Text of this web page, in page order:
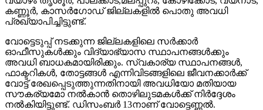
കണ്ണൂര്‍, കാസര്‍ഗോഡ് ജില്ലകളില്‍ പൊതു അവധി
പ്രഖ്യാപിച്ചിട്ടുണ്ട്.
വോട്ടെടുപ്പ് നടക്കുന്ന ജില്ലകളിലെ സര്‍ക്കാര്‍
ഓഫീസുകള്‍ക്കും വിദ്യാഭ്യാസ സ്ഥാപനങ്ങള്‍ക്കും
അവധി ബാധകമായിരിക്കും. സ്വകാര്യ സ്ഥാപനങ്ങള്‍,
ഫാക്ടറികള്‍, തോട്ടങ്ങള്‍ എന്നിവിടങ്ങളിലെ ജീവനക്കാര്‍ക്ക്
വോട്ട് രേഖപ്പെടുത്തുന്നതിനായി അവധിയോ മതിയായ
സൗകര്യമോ നല്‍കാന്‍ തൊഴിലുടമകള്‍ക്ക് നിര്‍ദ്ദേശം
നല്‍കിയിട്ടുണ്ട്. ഡിസംബര്‍ 13നാണ് വോട്ടെണ്ണല്‍.